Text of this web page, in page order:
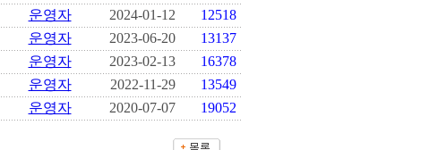
운영자 2024-01-12
12518
운영자 2023-06-20
13137
운영자 2023-02-13
16378
운영자 2022-11-29
13549
운영자 2020-07-07 19052